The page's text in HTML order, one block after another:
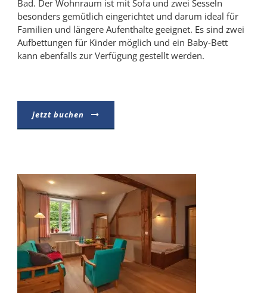
Bad. Der Wohnraum ist mit Sofa und zwei Sesseln
besonders gemütlich eingerichtet und darum ideal für
Familien und längere Aufenthalte geeignet. Es sind zwei
Aufbettungen für Kinder möglich und ein Baby-Bett
kann ebenfalls zur Verfügung gestellt werden.
jetzt buchen